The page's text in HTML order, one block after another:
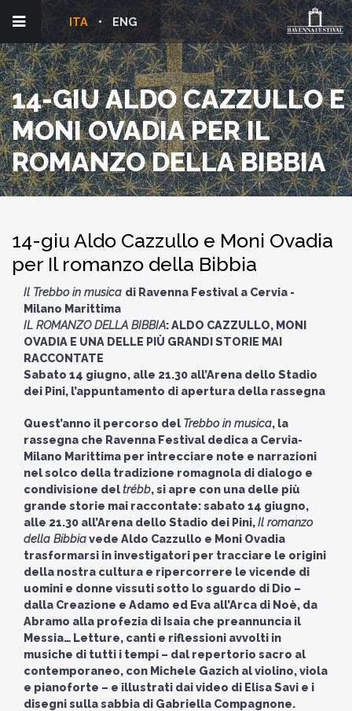
ENG
ITA
14-GIU ALDO CAZZULLO E
MONI OVADIA PER IL
ROMANZO DELLA BIBBIA
14-giu Aldo Cazzullo e Moni Ovadia
per Il romanzo della Bibbia
Il Trebbo in musica di Ravenna Festival a Cervia -
Milano Marittima
IL ROMANZO DELLA BIBBIA: ALDO CAZZULLO, MONI
OVADIA E UNA DELLE PIÙ GRANDI STORIE MAI
RACCONTATE
Sabato 14 giugno, alle 21.30 all’Arena dello Stadio
dei Pini, l’appuntamento di apertura della rassegna
Quest’anno il percorso del Trebbo in musica, la
rassegna che Ravenna Festival dedica a Cervia-
Milano Marittima per intrecciare note e narrazioni
nel solco della tradizione romagnola di dialogo e
condivisione deltrébb, si apre con una delle più
grande storie mai raccontate: sabato 14 giugno,
alle 21.30 all’Arena dello Stadio dei Pini,Il romanzo
della Bibbiavede Aldo Cazzullo e Moni Ovadia
trasformarsi in investigatori per tracciare le origini
della nostra cultura e ripercorrere le vicende di
uomini e donne vissuti sotto lo sguardo di Dio –
dalla Creazione e Adamo ed Eva all’Arca di Noè, da
Abramo alla profezia di Isaia che preannuncia il
Messia… Letture, canti e riflessioni avvolti in
musiche di tutti i tempi – dal repertorio sacro al
contemporaneo, con Michele Gazich al violino, viola
e pianoforte – e illustrati dai video di Elisa Savi e i
disegni sulla sabbia di Gabriella Compagnone.